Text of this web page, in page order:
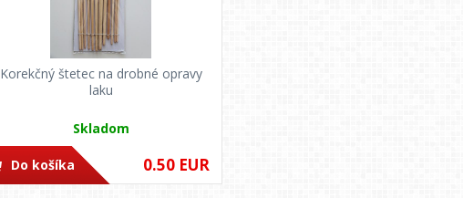
Korekčný štetec na drobné opravy
laku
Skladom
0.50 EUR
Do košíka